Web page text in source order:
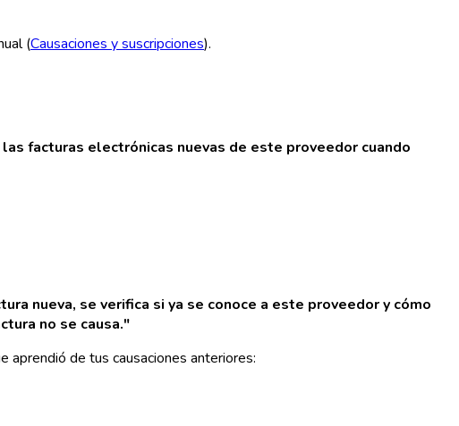
(Causaciones y suscripciones).
facturas electrónicas nuevas de este proveedor cuando
nueva, se verifica si ya se conoce a este proveedor y cómo
no se causa."
aprendió de tus causaciones anteriores: